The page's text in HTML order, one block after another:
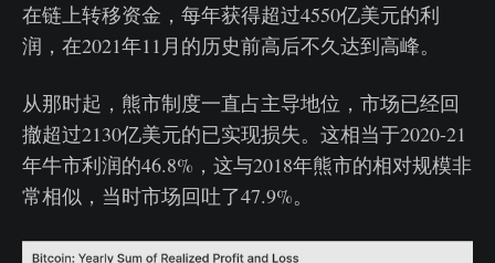
在链上转移资金，每年获得超过4550亿美元的利
润，在2021年11月的历史前高后不久达到高峰。
从那时起，熊市制度一直占主导地位，市场已经回
撤超过2130亿美元的已实现损失。这相当于2020-21
年牛市利润的46.8%，这与2018年熊市的相对规模非
常相似，当时市场回吐了47.9%。